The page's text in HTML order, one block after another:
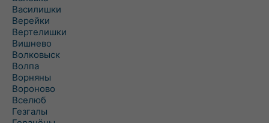
Василишки
Верейки
Вертелишки
Вишнево
Волковыск
Волпа
Ворняны
Вороново
Вселюб
Гезгалы